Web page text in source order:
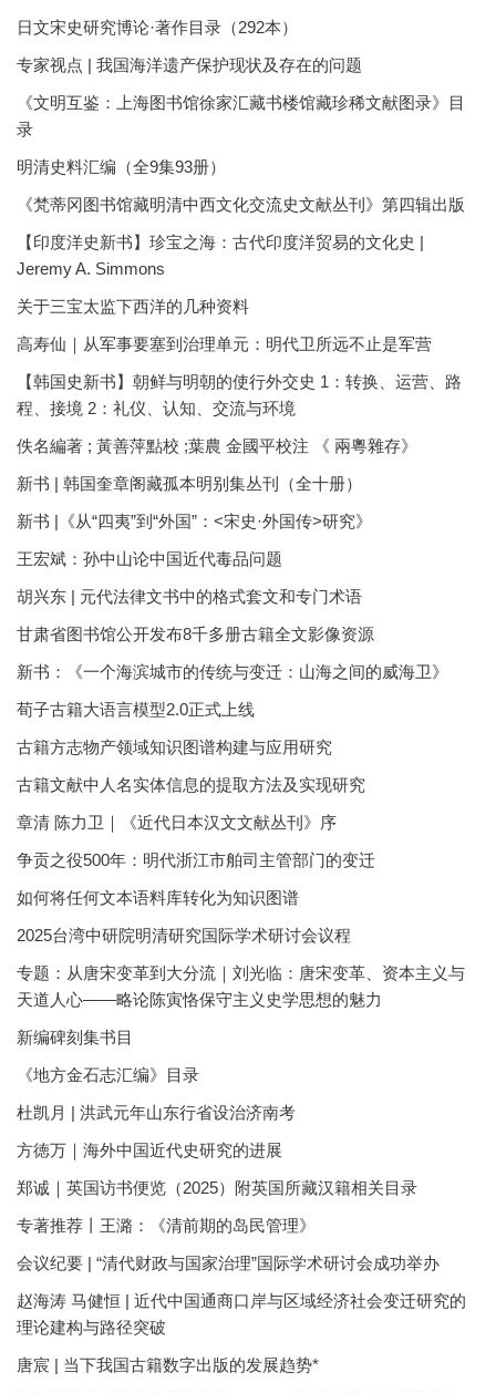
日文宋史研究博论·著作目录（292本）
专家视点 | 我国海洋遗产保护现状及存在的问题
《文明互鉴：上海图书馆徐家汇藏书楼馆藏珍稀文献图录》目
录
明清史料汇编（全9集93册）
《梵蒂冈图书馆藏明清中西文化交流史文献丛刊》第四辑出版
【印度洋史新书】珍宝之海：古代印度洋贸易的文化史 |
Jeremy A. Simmons
关于三宝太监下西洋的几种资料
高寿仙｜从军事要塞到治理单元：明代卫所远不止是军营
【韩国史新书】朝鲜与明朝的使行外交史 1：转换、运营、路
程、接境 2：礼仪、认知、交流与环境
佚名編著 ; 黃善萍點校 ;葉農 金國平校注 《 兩粵雜存》
新书 | 韩国奎章阁藏孤本明别集丛刊（全十册）
新书 |《从“四夷”到“外国”：<宋史·外国传>研究》
王宏斌：孙中山论中国近代毒品问题
胡兴东 | 元代法律文书中的格式套文和专门术语
甘肃省图书馆公开发布8千多册古籍全文影像资源
新书：《一个海滨城市的传统与变迁：山海之间的威海卫》
荀子古籍大语言模型2.0正式上线
古籍方志物产领域知识图谱构建与应用研究
古籍文献中人名实体信息的提取方法及实现研究
章清 陈力卫｜《近代日本汉文文献丛刊》序
争贡之役500年：明代浙江市舶司主管部门的变迁
如何将任何文本语料库转化为知识图谱
2025台湾中研院明清研究国际学术研讨会议程
专题：从唐宋变革到大分流｜刘光临：唐宋变革、资本主义与
天道人心——略论陈寅恪保守主义史学思想的魅力
新编碑刻集书目
《地方金石志汇编》目录
杜凯月 | 洪武元年山东行省设治济南考
方徳万｜海外中国近代史研究的进展
郑诚｜英国访书便览（2025）附英国所藏汉籍相关目录
专著推荐丨王潞：《清前期的岛民管理》
会议纪要 | “清代财政与国家治理”国际学术研讨会成功举办
赵海涛 马健恒 | 近代中国通商口岸与区域经济社会变迁研究的
理论建构与路径突破
唐宸 | 当下我国古籍数字出版的发展趋势*